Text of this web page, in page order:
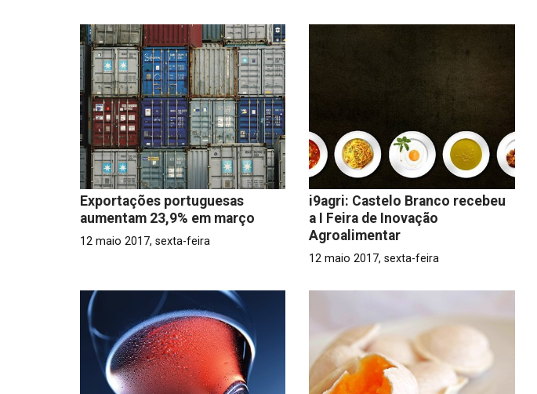
Exportações portuguesas
aumentam 23,9% em março
12 maio 2017, sexta-feira
i9agri: Castelo Branco recebeu
a I Feira de Inovação
Agroalimentar
12 maio 2017, sexta-feira